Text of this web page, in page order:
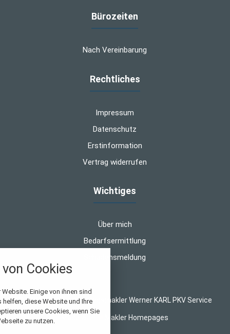
Bürozeiten
Nach Vereinbarung
Rechtliches
Impressum
Datenschutz
Erstinformation
Vertrag widerrufen
Wichtiges
Über mich
Bedarfsermittlung
Schadensmeldung
© 2026 WK-Versicherungsmakler Werner KARL PKV Service
Makler Homepages
Cookies
Einige von ihnen sind
diese Website und Ihre
unsere Cookies, wenn Sie
zu nutzen.
alle verwendeten Cookies und
folgende Kategorien zu